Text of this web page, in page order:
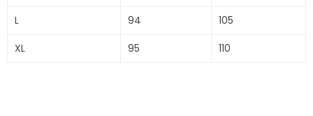
L
94
105
XL
95 110